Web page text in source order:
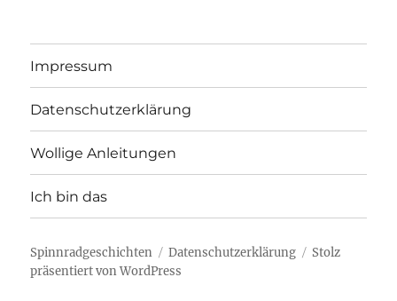
Impressum
Datenschutzerklärung
Wollige Anleitungen
Ich bin das
Spinnradgeschichten Datenschutzerklärung
Stolz
präsentiert von WordPress